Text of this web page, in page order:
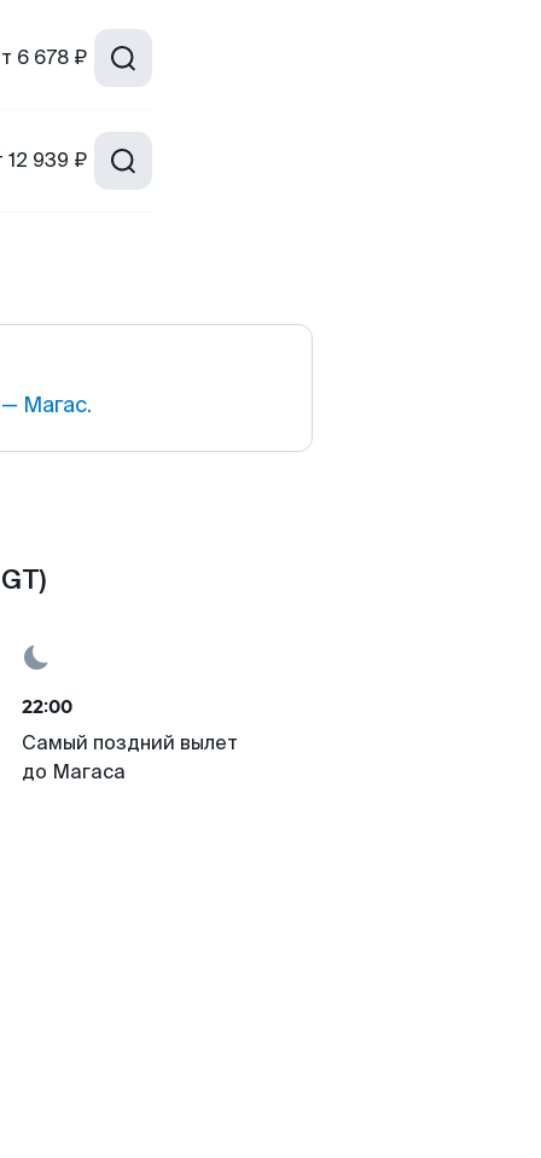
6 678 ₽
12 939 ₽
Магас.
22:00
Самый поздний вылет
до Магаса